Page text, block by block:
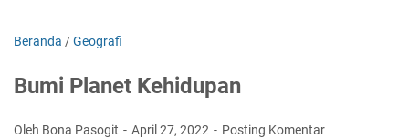
Beranda /Geografi
Bumi Planet Kehidupan
Oleh Bona Pasogit April 27, 2022 Posting Komentar